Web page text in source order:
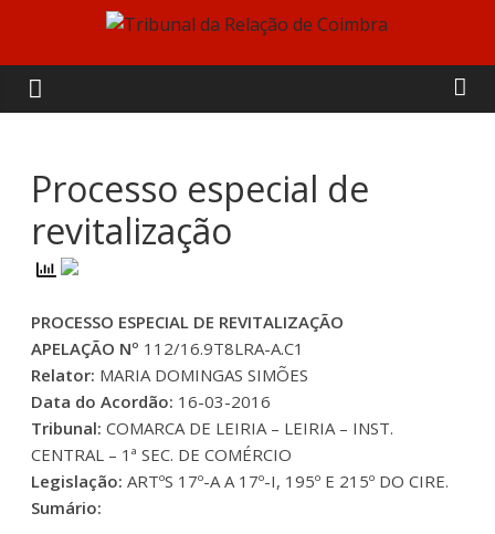
content
Tribunal
da
Relação
de
Coimbra
Processo especial de
revitalização
PROCESSO ESPECIAL DE REVITALIZAÇÃO
APELAÇÃO Nº 112/16.9T8LRA-A.C1
Relator: MARIA DOMINGAS SIMÕES
Data do Acordão: 16-03-2016
Tribunal:COMARCA DE LEIRIA – LEIRIA – INST.
CENTRAL – 1ª SEC. DE COMÉRCIO
Legislação: ARTºS 17º-A A 17º-I, 195º E 215º DO CIRE.
Sumário: